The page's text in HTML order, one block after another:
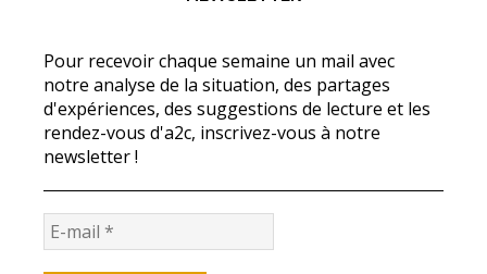
Pour recevoir chaque semaine un mail avec
notre analyse de la situation, des partages
d'expériences, des suggestions de lecture et les
rendez-vous d'a2c, inscrivez-vous à notre
newsletter !